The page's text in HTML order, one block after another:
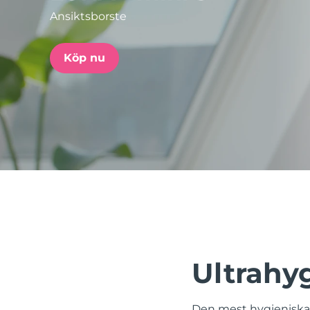
Ansiktsborste
Köp nu
issa™ Teeth Whitening Set
POPULÄR